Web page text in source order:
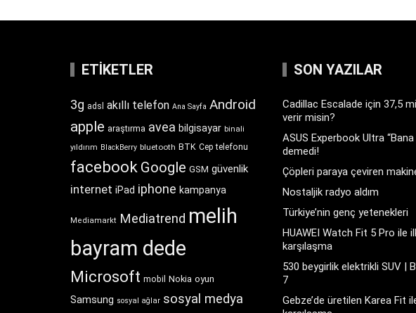
ETIKETLER
3g adsl akıllı telefon Ana Sayfa Android
apple araştırma avea bilgisayar binali
yıldırım BlackBerry bluetooth BTK Cep telefonu
facebook Google GSM güvenlik
internet iPad iphone kampanya
Mediamarkt Mediatrend melih
bayram dede
Microsoft mobil Nokia oyun
Samsung sosyal ağlar sosyal medya
SON YAZILAR
Cadillac Escalade için 37,5
verir misin?
ASUS Experbook Ultra “Bana
demedi!
Çöpleri paraya çeviren
Nostaljik radyo aldım
Türkiye’nin genç yetenekleri
HUAWEI Watch Fit 5 Pro ile
karşılaşma
530 beygirlik elektrikli SUV |
7
Gebze’de üretilen Karea Fit